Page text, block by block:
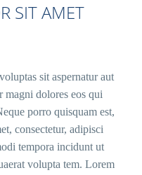
SIT AMET
sit aspernatur aut
magni dolores eos qui
porro quisquam est,
consectetur, adipisci
tempora incidunt ut
volupta tem. Lorem